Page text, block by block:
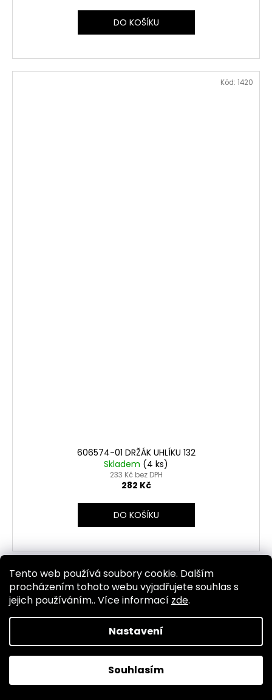
Tento web používá soubory cookie. Dalším
procházením tohoto webu vyjadřujete souhlas s
jejich používáním.. Více informací zde.
Nastavení
Souhlasím
DO KOŠÍKU
606574-01 DRŽÁK UHLÍKU 132
Skladem (4 ks)
233 Kč bez DPH
282 Kč
DO KOŠÍKU
Kód: 1420